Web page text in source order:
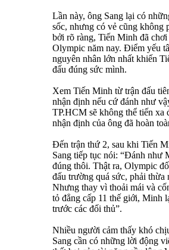
Lần này, ông Sang lại có
sốc, nhưng có vẻ cũng không
bởi rõ ràng, Tiến Minh đã
Olympic năm nay. Điểm yếu
nguyên nhân lớn nhất khiến
đấu đúng sức mình.
Xem Tiến Minh từ trận đấu
nhận định nếu cứ đánh như
TP.HCM sẽ không thể tiến xa
nhận định của ông đã hoàn
Đến trận thứ 2, sau khi Tiến
Sang tiếp tục nói: “Đánh như
đúng thôi. Thật ra, Olympic
đấu trường quá sức, phải thừa
Nhưng thay vì thoải mái và
tỏ đẳng cấp 11 thế giới, Minh
trước các đối thủ”.
Nhiều người cảm thấy khó
Sang cần có những lời động